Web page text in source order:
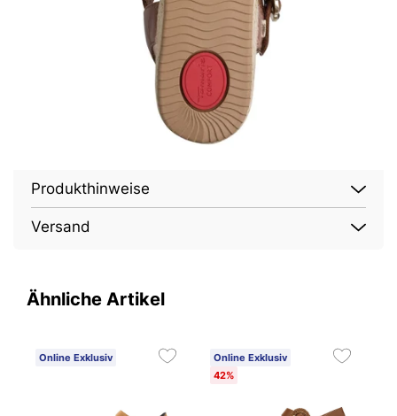
Produkthinweise
Versand
Ähnliche Artikel
Online Exklusiv
Online Exklusiv
42%